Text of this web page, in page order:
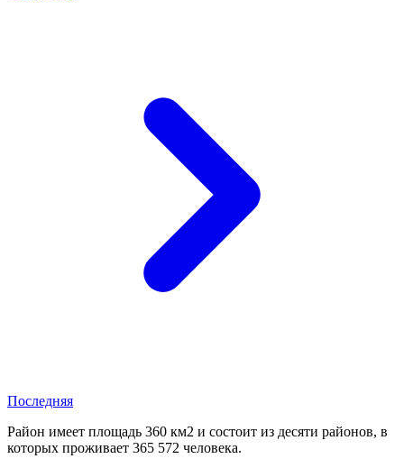
Последняя
Район имеет площадь 360 км2 и состоит из десяти районов, в
которых проживает 365 572 человека.